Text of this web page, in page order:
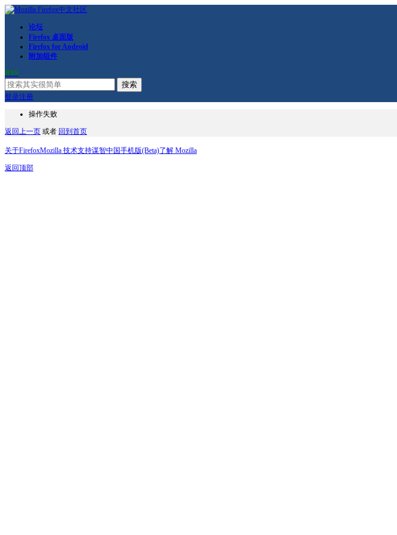
论坛
Firefox 桌面版
Firefox for Android
附加组件
RSS
搜索
登录注册
操作失败
返回上一页 或者 回到首页
关于FirefoxMozilla 技术支持谋智中国手机版(Beta)了解 Mozilla
返回顶部